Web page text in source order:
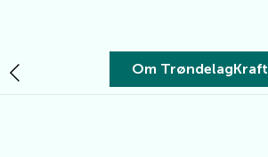
Om TrøndelagKraft